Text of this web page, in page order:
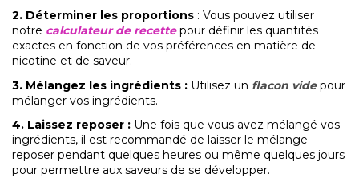
2. Déterminer les proportions : Vous pouvez utiliser
notre calculateur de recette pour définir les quantités
exactes en fonction de vos préférences en matière de
nicotine et de saveur.
3. Mélangez les ingrédients : Utilisez un flacon videpour
mélanger vos ingrédients.
4. Laissez reposer : Une fois que vous avez mélangé vos
ingrédients, il est recommandé de laisser le mélange
reposer pendant quelques heures ou même quelques jours
pour permettre aux saveurs de se développer.